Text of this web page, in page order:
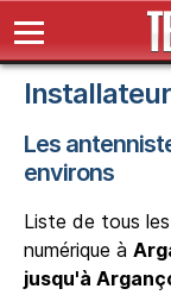
Les
environs
Liste de tous
numérique à
jusqu'à